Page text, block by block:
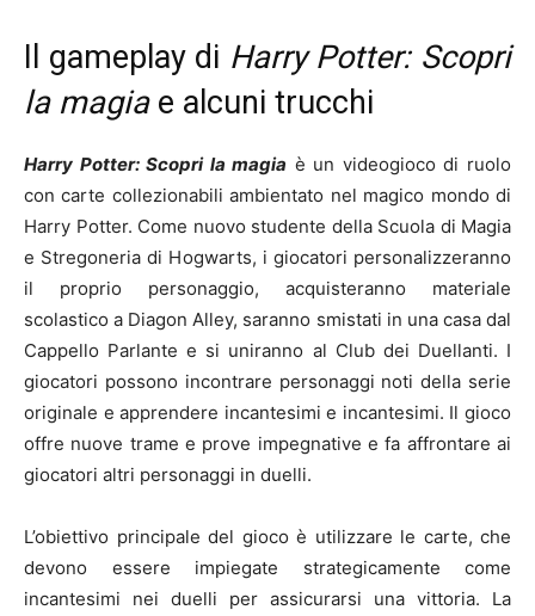
Il gameplay di Harry Potter: Scopri
la magia e alcuni trucchi
Harry Potter: Scopri la magia è un videogioco di ruolo
con carte collezionabili ambientato nel magico mondo di
Harry Potter. Come nuovo studente della Scuola di Magia
e Stregoneria di Hogwarts, i giocatori personalizzeranno
il proprio personaggio, acquisteranno materiale
scolastico a Diagon Alley, saranno smistati in una casa dal
Cappello Parlante e si uniranno al Club dei Duellanti. I
giocatori possono incontrare personaggi noti della serie
originale e apprendere incantesimi e incantesimi. Il gioco
offre nuove trame e prove impegnative e fa affrontare ai
giocatori altri personaggi in duelli.
L’obiettivo principale del gioco è utilizzare le carte, che
devono essere impiegate strategicamente come
incantesimi nei duelli per assicurarsi una vittoria. La